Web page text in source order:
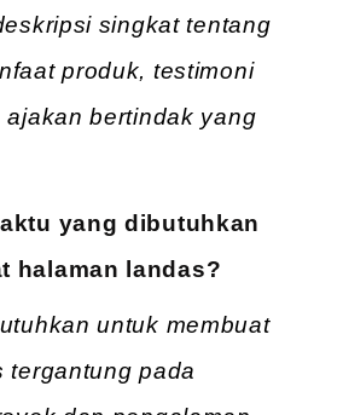
singkat tentang
produk, testimoni
bertindak yang
yang dibutuhkan
halaman landas?
untuk membuat
tergantung pada